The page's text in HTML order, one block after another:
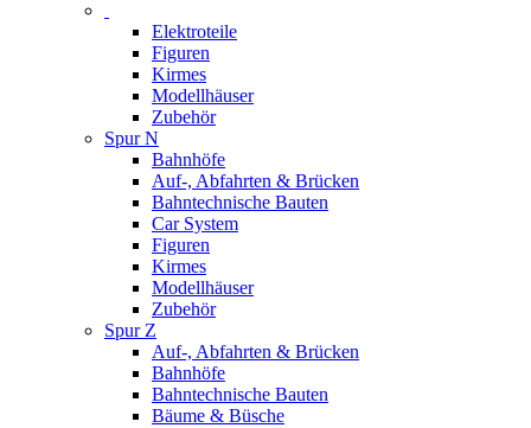
Elektroteile
Figuren
Kirmes
Modellhäuser
Zubehör
Spur N
Bahnhöfe
Auf-, Abfahrten & Brücken
Bahntechnische Bauten
Car System
Figuren
Kirmes
Modellhäuser
Zubehör
Spur Z
Auf-, Abfahrten & Brücken
Bahnhöfe
Bahntechnische Bauten
Bäume & Büsche